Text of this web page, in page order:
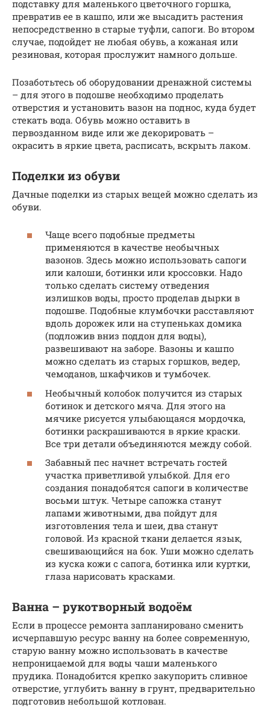
подставку для маленького цветочного горшка,
превратив ее в кашпо, или же высадить растения
непосредственно в старые туфли, сапоги. Во втором
случае, подойдет не любая обувь, а кожаная или
резиновая, которая прослужит намного дольше.
Позаботьтесь об оборудовании дренажной системы
– для этого в подошве необходимо проделать
отверстия и установить вазон на поднос, куда будет
стекать вода. Обувь можно оставить в
первозданном виде или же декорировать –
окрасить в яркие цвета, расписать, вскрыть лаком.
Поделки из обуви
Дачные поделки из старых вещей можно сделать из
обуви.
Чаще всего подобные предметы
применяются в качестве необычных
вазонов. Здесь можно использовать сапоги
или калоши, ботинки или кроссовки. Надо
только сделать систему отведения
излишков воды, просто проделав дырки в
подошве. Подобные клумбочки расставляют
вдоль дорожек или на ступеньках домика
(подложив вниз поддон для воды),
развешивают на заборе. Вазоны и кашпо
можно сделать из старых горшков, ведер,
чемоданов, шкафчиков и тумбочек.
Необычный колобок получится из старых
ботинок и детского мяча. Для этого на
мячике рисуется улыбающаяся мордочка,
ботинки раскрашиваются в яркие краски.
Все три детали объединяются между собой.
Забавный пес начнет встречать гостей
участка приветливой улыбкой. Для его
создания понадобятся сапоги в количестве
восьми штук. Четыре сапожка станут
лапами животными, два пойдут для
изготовления тела и шеи, два станут
головой. Из красной ткани делается язык,
свешивающийся на бок. Уши можно сделать
из куска кожи с сапога, ботинка или куртки,
глаза нарисовать красками.
Ванна – рукотворный водоём
Если в процессе ремонта запланировано сменить
исчерпавшую ресурс ванну на более современную,
старую ванну можно использовать в качестве
непроницаемой для воды чаши маленького
прудика. Понадобится крепко закупорить сливное
отверстие, углубить ванну в грунт, предварительно
подготовив небольшой котлован.